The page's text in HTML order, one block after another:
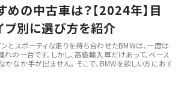
めの中古車は？【2024年】目
プ別に選び方を紹介
ンとスポーティな走りを持ち合わせたBMWは、一度は
の一台です。しかし、高級輸入車だけあって、ベース
かなか手が出ません。 そこで、BMWを欲しい方におす